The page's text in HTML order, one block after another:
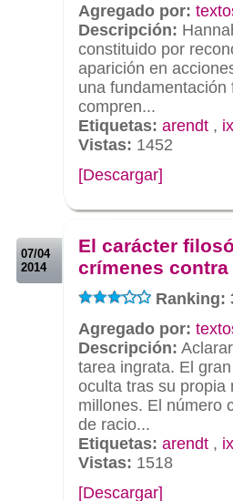
Agregado por:
Descripción:
constituido por
aparición en
una
compren...
Etiquetas: arendt ,
Vistas: 1452
[Descargar]
07/04
2014
El carácter
crímenes
Ranking:
Agregado por:
Descripción:
tarea ingrata. El
oculta tras su propia
millones. El número
de racio...
Etiquetas: arendt ,
Vistas: 1518
[Descargar]